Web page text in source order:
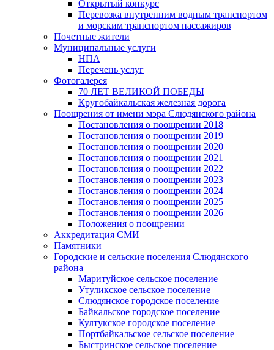
Открытый конкурс
Перевозка внутренним водным транспортом
и морским транспортом пассажиров
Почетные жители
Муниципальные услуги
НПА
Перечень услуг
Фотогалерея
70 ЛЕТ ВЕЛИКОЙ ПОБЕДЫ
Кругобайкальская железная дорога
Поощрения от имени мэра Слюдянского района
Постановления о поощрении 2018
Постановления о поощрении 2019
Постановления о поощрении 2020
Постановления о поощрении 2021
Постановления о поощрении 2022
Постановления о поощрении 2023
Постановления о поощрении 2024
Постановления о поощрении 2025
Постановления о поощрении 2026
Положения о поощрении
Аккредитация СМИ
Памятники
Городские и сельские поселения Слюдянского
района
Маритуйское сельское поселение
Утуликское сельское поселение
Слюдянское городское поселение
Байкальское городское поселение
Култукское городское поселение
Портбайкальское сельское поселение
Быстринское сельское поселение